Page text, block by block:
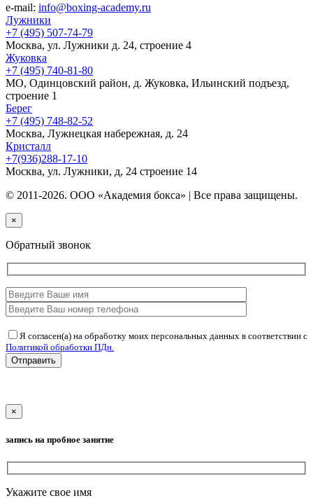
e-mail: info@boxing-academy.ru
Лужники
+7 (495) 507-74-79
Москва, ул. Лужники д. 24, строение 4
Жуковка
+7 (495) 740-81-80
МО, Одинцовский район, д. Жуковка, Ильинский подъезд,
строение 1
Берег
+7 (495) 748-82-52
Москва, Лужнецкая набережная, д. 24
Кристалл
+7(936)288-17-10
Москва, ул. Лужники, д, 24 строение 14
© 2011-2026. ООО «Академия бокса» | Все права защищены.
×
Обратный звонок
Я согласен(а) на обработку моих персональных данных в соответствии с
Политикой обработки ПДн.
Отправить
×
запись на пробное занятие
Укажите свое имя